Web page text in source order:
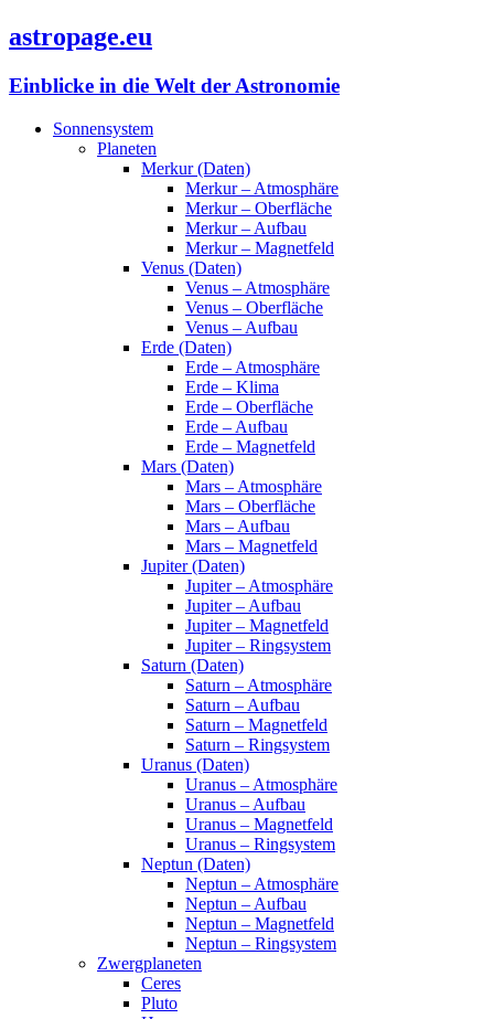
astropage.eu
Einblicke in die Welt der Astronomie
Sonnensystem
Planeten
Merkur (Daten)
Merkur – Atmosphäre
Merkur – Oberfläche
Merkur – Aufbau
Merkur – Magnetfeld
Venus (Daten)
Venus – Atmosphäre
Venus – Oberfläche
Venus – Aufbau
Erde (Daten)
Erde – Atmosphäre
Erde – Klima
Erde – Oberfläche
Erde – Aufbau
Erde – Magnetfeld
Mars (Daten)
Mars – Atmosphäre
Mars – Oberfläche
Mars – Aufbau
Mars – Magnetfeld
Jupiter (Daten)
Jupiter – Atmosphäre
Jupiter – Aufbau
Jupiter – Magnetfeld
Jupiter – Ringsystem
Saturn (Daten)
Saturn – Atmosphäre
Saturn – Aufbau
Saturn – Magnetfeld
Saturn – Ringsystem
Uranus (Daten)
Uranus – Atmosphäre
Uranus – Aufbau
Uranus – Magnetfeld
Uranus – Ringsystem
Neptun (Daten)
Neptun – Atmosphäre
Neptun – Aufbau
Neptun – Magnetfeld
Neptun – Ringsystem
Zwergplaneten
Ceres
Pluto